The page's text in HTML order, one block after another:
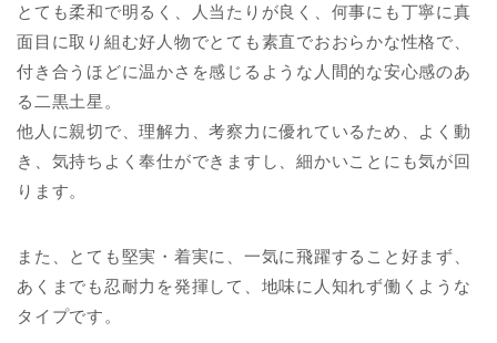
とても柔和で明るく、人当たりが良く、何事にも丁寧に真
面目に取り組む好人物でとても素直でおおらかな性格で、
付き合うほどに温かさを感じるような人間的な安心感のあ
る二黒土星。
他人に親切で、理解力、考察力に優れているため、よく動
き、気持ちよく奉仕ができますし、細かいことにも気が回
ります。
また、とても堅実・着実に、一気に飛躍すること好まず、
あくまでも忍耐力を発揮して、地味に人知れず働くような
タイプです。